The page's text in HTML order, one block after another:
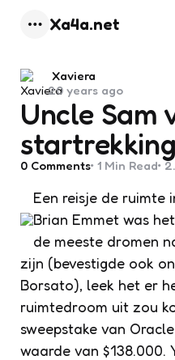
Xa4a.net
Uncle Sam
startrekking
Posted
by
Xaviera
20 years ago
0 Comments 1 Min Read
Een reisje de ruimte
Brian Emmet was
de meeste dromen
zijn (bevestigde ook
Borsato), leek het er
ruimtedroom uit zou
sweepstake van
waarde van $138.000.